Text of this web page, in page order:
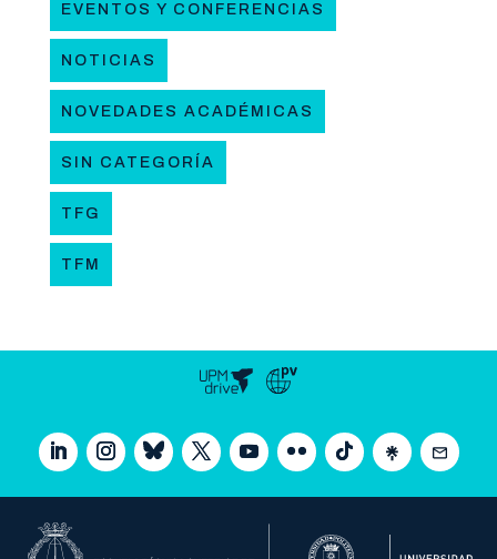
EVENTOS Y CONFERENCIAS
NOTICIAS
NOVEDADES ACADÉMICAS
SIN CATEGORÍA
TFG
TFM